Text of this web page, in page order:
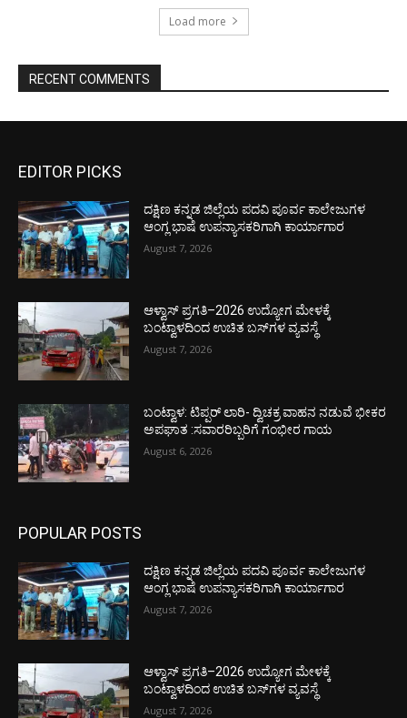
Load more
RECENT COMMENTS
EDITOR PICKS
ದಕ್ಷಿಣ ಕನ್ನಡ ಜಿಲ್ಲೆಯ ಪದವಿ ಪೂರ್ವ ಕಾಲೇಜುಗಳ
ಆಂಗ್ಲ ಭಾಷೆ ಉಪನ್ಯಾಸಕರಿಗಾಗಿ ಕಾರ್ಯಾಗಾರ
August 7, 2026
ಆಳ್ವಾಸ್ ಪ್ರಗತಿ–2026 ಉದ್ಯೋಗ ಮೇಳಕ್ಕೆ
ಬಂಟ್ವಾಳದಿಂದ ಉಚಿತ ಬಸ್‌ಗಳ ವ್ಯವಸ್ಥೆ
August 7, 2026
ಬಂಟ್ವಾಳ: ಟಿಪ್ಪರ್ ಲಾರಿ- ದ್ವಿಚಕ್ರ ವಾಹನ ನಡುವೆ ಭೀಕರ
ಅಪಘಾತ :ಸವಾರರಿಬ್ಬರಿಗೆ ಗಂಭೀರ ಗಾಯ
August 6, 2026
POPULAR POSTS
ದಕ್ಷಿಣ ಕನ್ನಡ ಜಿಲ್ಲೆಯ ಪದವಿ ಪೂರ್ವ ಕಾಲೇಜುಗಳ
ಆಂಗ್ಲ ಭಾಷೆ ಉಪನ್ಯಾಸಕರಿಗಾಗಿ ಕಾರ್ಯಾಗಾರ
August 7, 2026
ಆಳ್ವಾಸ್ ಪ್ರಗತಿ–2026 ಉದ್ಯೋಗ ಮೇಳಕ್ಕೆ
ಬಂಟ್ವಾಳದಿಂದ ಉಚಿತ ಬಸ್‌ಗಳ ವ್ಯವಸ್ಥೆ
August 7, 2026